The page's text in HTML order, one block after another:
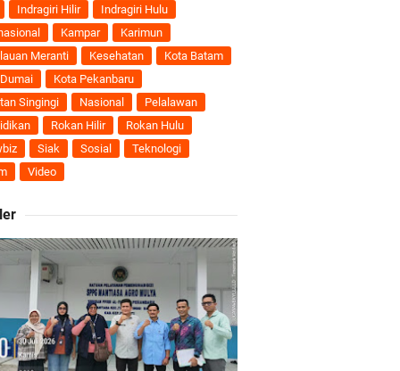
Ekonomi
Semakin Andal
Karya Nyata
Indragiri Hilir
Indragiri Hulu
Kampar
Karimun
Meranti
Kesehatan
Kota Batam
Kota Pekanbaru
Singingi
Nasional
Pelalawan
Rokan Hilir
Rokan Hulu
Siak Sosial
Teknologi
Video